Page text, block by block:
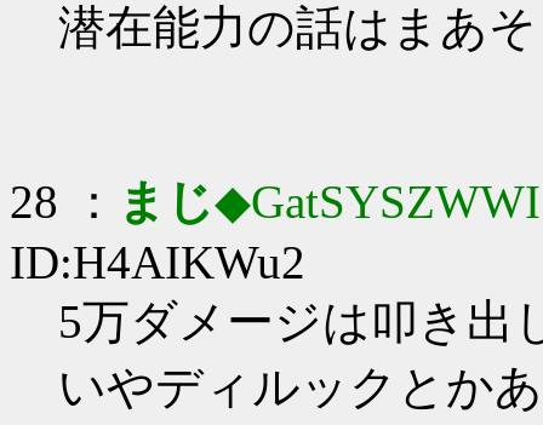
潜在能力の話はまあ
28 ： まじ◆GatSYSZWWI
ID:H4AIKWu2
5万ダメージは叩き出
いやディルックとか